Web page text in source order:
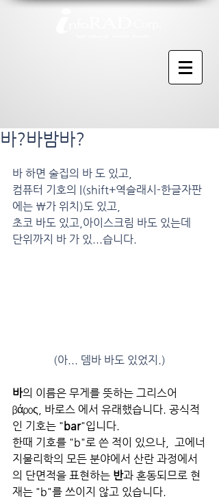
바?바밤바?
바 하면 술집의 바 도 있고,
컴퓨터 기호의 |(shift+역슬래시-한글자판
에는 \가 위치)도 있고,
초코 바도 있고,아이스크림 바도 있는데
단위까지 바 가 있...습니다.
(아... 뎀바 바도 있었지.)
바의 이름은 무게를 뜻하는 그리스어
βάρος, 바로스 에서 유래했습니다. 공식적
인 기호는 "bar"입니다.
한때 기호를 "b"로 쓴 적이 있으나,  고에너
지물리학의 모든 분야에서 산란 과정에서
의 단면적을 표현하는 반과 혼동되므로 현
재는 "b"를 쓰이지 않고 있습니다.